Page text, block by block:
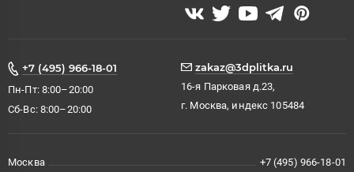
+7 (495) 966-18-01
Пн-Пт: 8:00–20:00
Сб-Вс: 8:00–20:00
zakaz@3dplitka.ru
16-я Парковая д.23,
г. Москва, индекс 105484
Москва
+7 (495) 966-18-01